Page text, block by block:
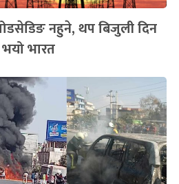
नहुने, थप बिजुली दिन
भारत